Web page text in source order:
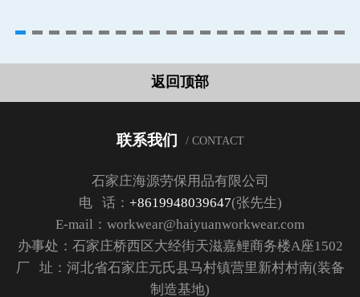
返回顶部
联系我们 / CONTACT
石家庄海源劳保用品有限公司
电 话： +8619948039647(张先生)
E-mail：workwear@haiyuanworkwear.com
办事处：石家庄桥西区大经街天滋嘉鲤商务楼A座1502
厂 址：河北省石家庄元氏县马村镇营里新村村南(装备
制造基地)